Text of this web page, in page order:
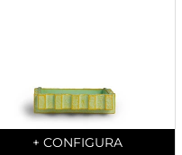
Quantity
+ CONFIGURA